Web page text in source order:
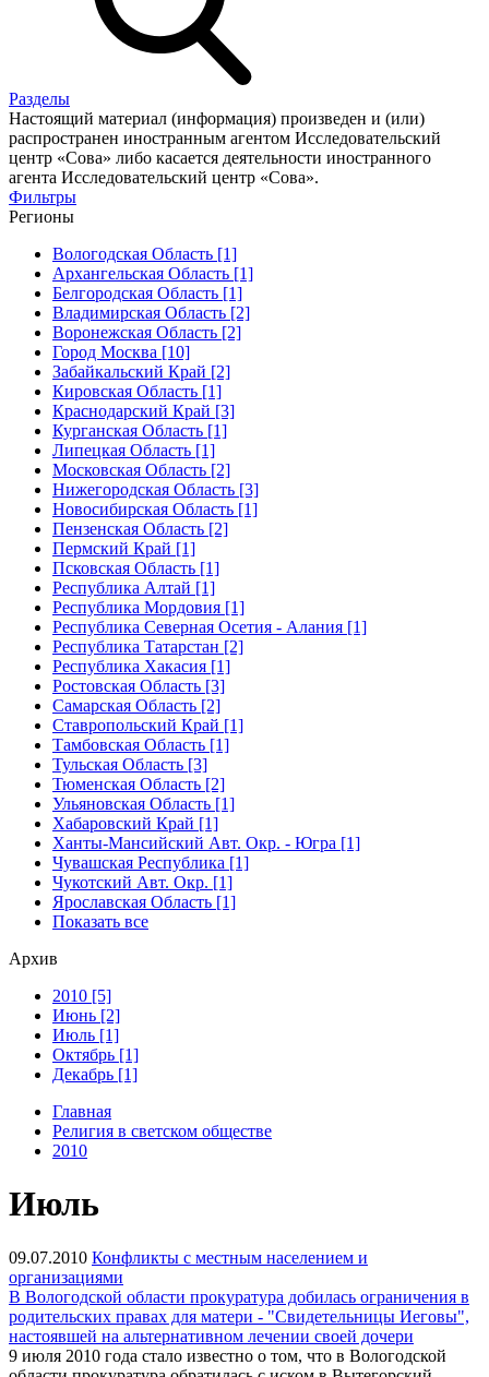
Разделы
Настоящий материал (информация) произведен и (или)
распространен иностранным агентом Исследовательский
центр «Сова» либо касается деятельности иностранного
агента Исследовательский центр «Сова».
Фильтры
Регионы
Вологодская Область [1]
Архангельская Область [1]
Белгородская Область [1]
Владимирская Область [2]
Воронежская Область [2]
Город Москва [10]
Забайкальский Край [2]
Кировская Область [1]
Краснодарский Край [3]
Курганская Область [1]
Липецкая Область [1]
Московская Область [2]
Нижегородская Область [3]
Новосибирская Область [1]
Пензенская Область [2]
Пермский Край [1]
Псковская Область [1]
Республика Алтай [1]
Республика Мордовия [1]
Республика Северная Осетия - Алания [1]
Республика Татарстан [2]
Республика Хакасия [1]
Ростовская Область [3]
Самарская Область [2]
Ставропольский Край [1]
Тамбовская Область [1]
Тульская Область [3]
Тюменская Область [2]
Ульяновская Область [1]
Хабаровский Край [1]
Ханты-Мансийский Авт. Окр. - Югра [1]
Чувашская Республика [1]
Чукотский Авт. Окр. [1]
Ярославская Область [1]
Показать все
Архив
2010 [5]
Июнь [2]
Июль [1]
Октябрь [1]
Декабрь [1]
Главная
Религия в светском обществе
2010
Июль
09.07.2010 Конфликты с местным населением и
организациями
В Вологодской области прокуратура добилась ограничения в
родительских правах для матери - "Свидетельницы Иеговы",
настоявшей на альтернативном лечении своей дочери
9 июля 2010 года стало известно о том, что в Вологодской